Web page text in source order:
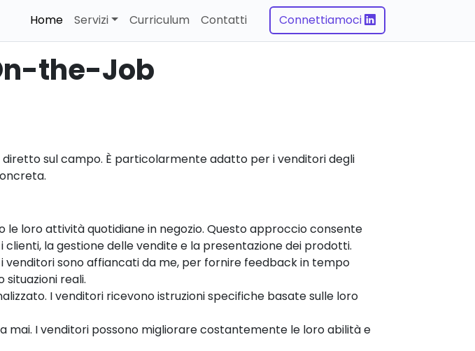
Home Servizi Curriculum Contatti Connettiamoci
the-Job
sul campo. È particolarmente adatto per i venditori degli
le loro attività quotidiane in negozio. Questo approccio consente
la gestione delle vendite e la presentazione dei prodotti.
venditori sono affiancati da me, per fornire feedback in tempo
reali.
I venditori ricevono istruzioni specifiche basate sulle loro
mai. I venditori possono migliorare costantemente le loro abilità e